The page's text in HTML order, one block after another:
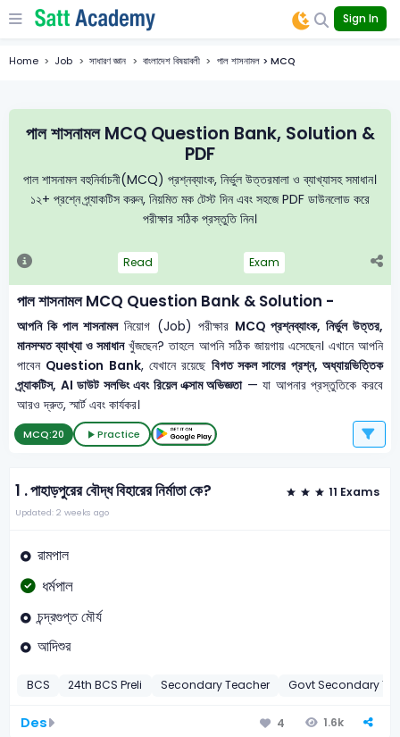
Sign In
Home Job সাধারণ জ্ঞান বাংলাদেশ বিষয়াবলী পাল শাসনামল > MCQ
পাল শাসনামল MCQ Question Bank, Solution &
PDF
পাল শাসনামল বহুনির্বাচনী(MCQ) প্রশ্নব্যাংক, নির্ভুল উত্তরমালা ও ব্যাখ্যাসহ সমাধান।
১২+ প্রশ্নে প্র্যাকটিস করুন, নিয়মিত মক টেস্ট দিন এবং সহজে PDF ডাউনলোড করে
পরীক্ষার সঠিক প্রস্তুতি নিন।
Read Exam
পাল শাসনামল MCQ Question Bank & Solution -
আপনি কি পাল শাসনামলনিয়োগ (Job) পরীক্ষার MCQ প্রশ্নব্যাংক, নির্ভুল উত্তর,
মানসম্মত ব্যাখ্যা ও সমাধানখুঁজছেন? তাহলে আপনি সঠিক জায়গায় এসেছেন। এখানে আপনি
পাবেন Question Bank, যেখানে রয়েছে বিগত সকল সালের প্রশ্ন, অধ্যায়ভিত্তিক
প্র্যাকটিস, AI ডাউট সলভিং এবং রিয়েল এক্সাম অভিজ্ঞতা— যা আপনার প্রস্তুতিকে করবে
আরও দ্রুত, স্মার্ট এবং কার্যকর।
MCQ:20 Practice
1 .পাহাড়পুরের বৌদ্ধ বিহারের নির্মাতা কে? 11 Exams
Updated: 2 weeks ago
রামপাল
ধর্মপাল
চন্দ্রগুপ্ত মৌর্য
আদিশুর
BCS 24th BCS Preli Secondary Teacher Govt Secondary
Des 4 1.6k